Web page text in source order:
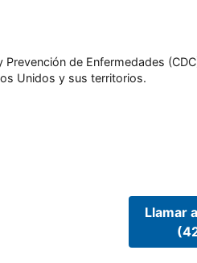
de Enfermedades
Unidos y sus territorios.
Llamar